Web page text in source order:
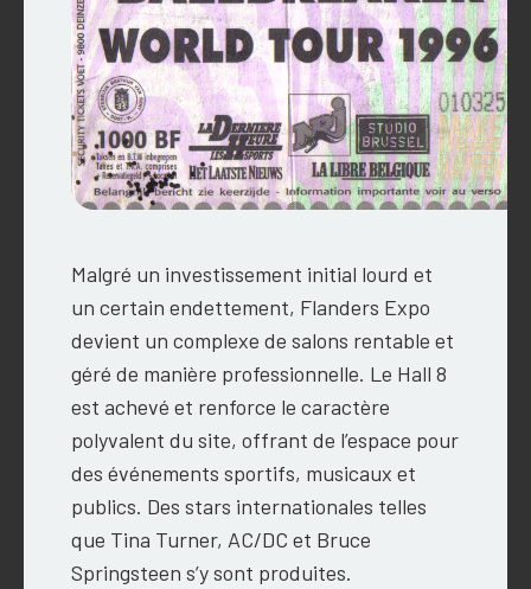
Malgré un investissement initial lourd et
un certain endettement, Flanders Expo
devient un complexe de salons rentable et
géré de manière professionnelle. Le Hall 8
est achevé et renforce le caractère
polyvalent du site, offrant de l’espace pour
des événements sportifs, musicaux et
publics. Des stars internationales telles
que Tina Turner, AC/DC et Bruce
Springsteen s’y sont produites.